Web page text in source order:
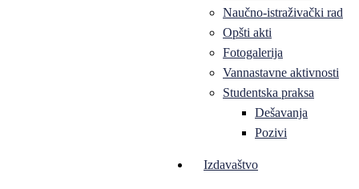
Naučno-istraživački rad
Opšti akti
Fotogalerija
Vannastavne aktivnosti
Studentska praksa
Dešavanja
Pozivi
Izdavaštvo